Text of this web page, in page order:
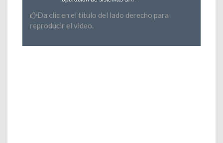
Da clic en el título del lado derecho para
reproducir el video.